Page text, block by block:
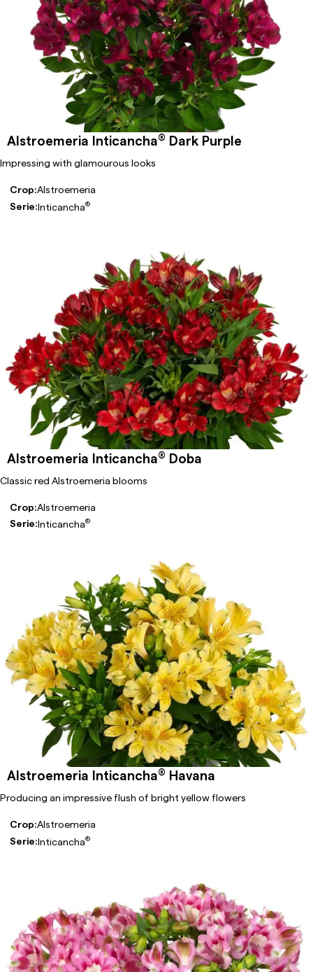
Alstroemeria Inticancha® Dark Purple
Impressing with glamourous looks
Crop:Alstroemeria
Serie:Inticancha®
Alstroemeria Inticancha® Doba
Classic red Alstroemeria blooms
Crop:Alstroemeria
Serie:Inticancha®
Alstroemeria Inticancha® Havana
Producing an impressive flush of bright yellow flowers
Crop:Alstroemeria
Serie:Inticancha®